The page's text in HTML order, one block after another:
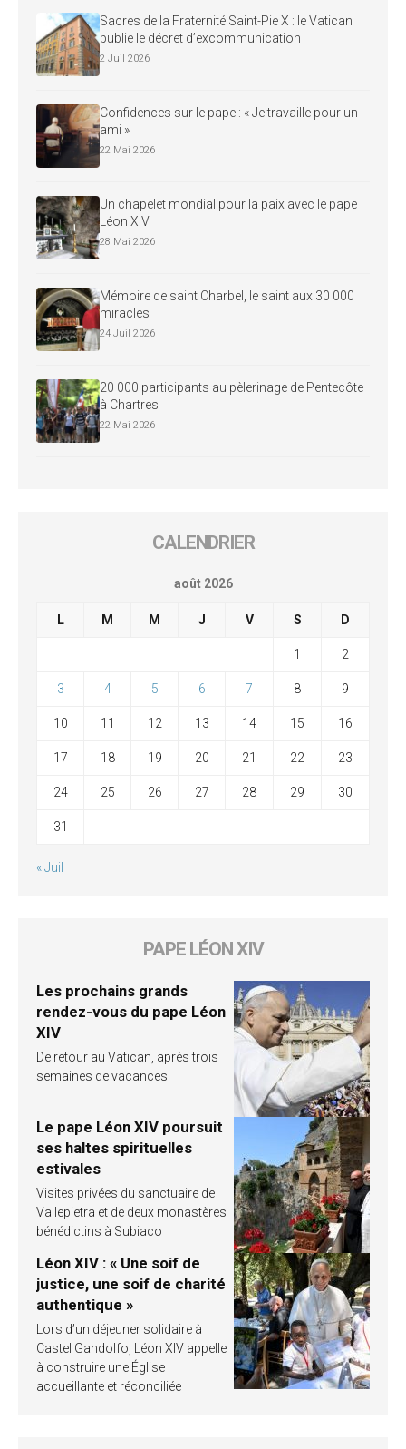
Sacres de la Fraternité Saint-Pie X : le Vatican
publie le décret d’excommunication
2 Juil 2026
Confidences sur le pape : « Je travaille pour un
ami »
22 Mai 2026
Un chapelet mondial pour la paix avec le pape
Léon XIV
28 Mai 2026
Mémoire de saint Charbel, le saint aux 30 000
miracles
24 Juil 2026
20 000 participants au pèlerinage de Pentecôte
à Chartres
22 Mai 2026
CALENDRIER
août 2026
L M M J V S D
1 2
3 4 5 6 7 8 9
10 11 12 13 14 15 16
17 18 19 20 21 22 23
24 25 26 27 28 29 30
31
« Juil
PAPE LÉON XIV
Les prochains grands
rendez-vous du pape Léon
XIV
De retour au Vatican, après trois
semaines de vacances
Le pape Léon XIV poursuit
ses haltes spirituelles
estivales
Visites privées du sanctuaire de
Vallepietra et de deux monastères
bénédictins à Subiaco
Léon XIV : « Une soif de
justice, une soif de charité
authentique »
Lors d’un déjeuner solidaire à
Castel Gandolfo, Léon XIV appelle
à construire une Église
accueillante et réconciliée